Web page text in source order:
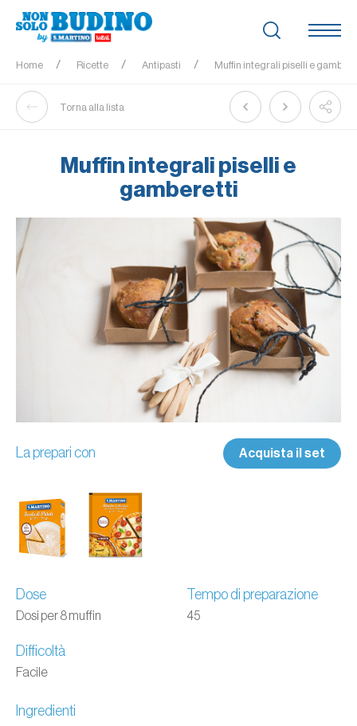
Home Ricette Antipasti Muffin integrali piselli e
Torna alla lista
Muffin integrali piselli e
gamberetti
La prepari con Acquista il set
Dose
Dosi per 8 muffin
Tempo di preparazione
45
Difficoltà
Facile
Ingredienti